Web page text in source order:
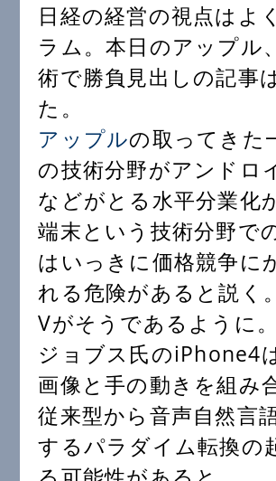
日経の経営の視点はよ
ラム。本日のアップル
術で勝負見出しの記事
た。
アップルの取ってきた
の技術分野がアンドロ
などがとる水平分業化
端末という技術分野で
はいっきに価格競争に
れる危険があると説く
Vがそうであるように。
ジョブス氏のiPhone4
画像と手の動きを組み
従来型から音声自然言
するパラダイム転換の